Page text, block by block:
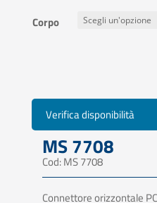
Corpo
Verifica disponibilità
MS 7708
Cod: MS 7708
Connettore orizzontale